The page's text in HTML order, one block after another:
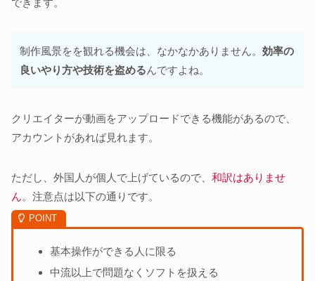
制作風景をを観れる機会は、なかなかありません。 効率の
良いやり方や技術を盗めるんですよね。
クリエイターが動画をアップロードできる機能があるので、
アカウントがあれば見れます。
ただし、外国人が個人で上げているので、 和訳はありませ
ん。注意点は以下の通りです。
基本操作ができる人に限る
中流以上で問題なくソフトを扱える